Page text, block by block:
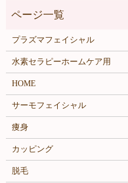
プラズマフェイシャル
水素セラピーホームケア用
HOME
サーモフェイシャル
痩身
カッピング
脱毛